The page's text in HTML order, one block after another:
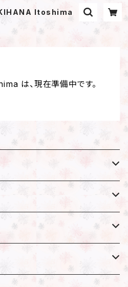
Itoshima
は、現在準備中です。